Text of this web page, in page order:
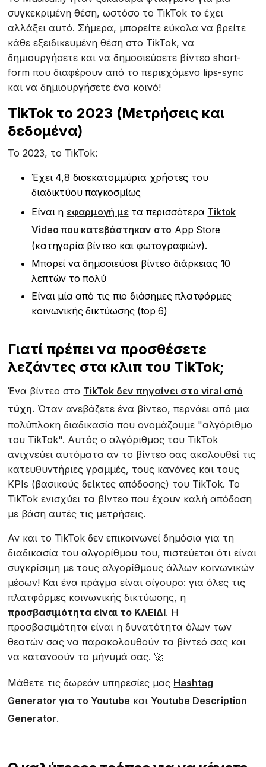
συγκεκριμένη θέση, ωστόσο το TikTok το έχει
αλλάξει αυτό. Σήμερα, μπορείτε εύκολα να βρείτε
κάθε εξειδικευμένη θέση στο TikTok, να
δημιουργήσετε και να δημοσιεύσετε βίντεο short-
form που διαφέρουν από το περιεχόμενο lips-sync
και να δημιουργήσετε ένα κοινό!
TikTok το 2023 (Μετρήσεις και
δεδομένα)
Το 2023, το TikTok:
Έχει 4,8 δισεκατομμύρια χρήστες του
διαδικτύου παγκοσμίως
Είναι η εφαρμογή μετα περισσότερα Tiktok
Video που κατεβάστηκαν στο App Store
(κατηγορία βίντεο και φωτογραφιών).
Μπορεί να δημοσιεύσει βίντεο διάρκειας 10
λεπτών το πολύ
Είναι μία από τις πιο διάσημες πλατφόρμες
κοινωνικής δικτύωσης (top 6)
Γιατί πρέπει να προσθέσετε
λεζάντες στα κλιπ του TikTok;
Ένα βίντεο στο TikTok δεν πηγαίνει στο viral από
τύχη. Όταν ανεβάζετε ένα βίντεο, περνάει από μια
πολύπλοκη διαδικασία που ονομάζουμε "αλγόριθμο
του TikTok". Αυτός ο αλγόριθμος του TikTok
ανιχνεύει αυτόματα αν το βίντεο σας ακολουθεί τις
κατευθυντήριες γραμμές, τους κανόνες και τους
KPIs (βασικούς δείκτες απόδοσης) του TikTok. Το
TikTok ενισχύει τα βίντεο που έχουν καλή απόδοση
με βάση αυτές τις μετρήσεις.
Αν και το TikTok δεν επικοινωνεί δημόσια για τη
διαδικασία του αλγορίθμου του, πιστεύεται ότι είναι
συγκρίσιμη με τους αλγορίθμους άλλων κοινωνικών
μέσων! Και ένα πράγμα είναι σίγουρο: για όλες τις
πλατφόρμες κοινωνικής δικτύωσης, η
προσβασιμότητα είναι το ΚΛΕΙΔΙ. Η
προσβασιμότητα είναι η δυνατότητα όλων των
θεατών σας να παρακολουθούν τα βίντεό σας και
να κατανοούν το μήνυμά σας. 🚀
Μάθετε τις δωρεάν υπηρεσίες μας Hashtag
Generator για το Youtube και Youtube Description
Generator.